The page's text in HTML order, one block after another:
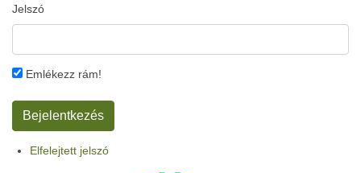
Jelszó
Emlékezz rám!
Elfelejtett jelszó